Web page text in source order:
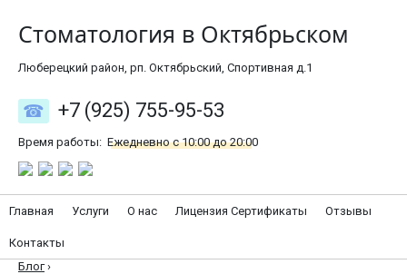
Стоматология в Октябрьском
Люберецкий район, рп. Октябрьский, Спортивная д.1
+7 (925) 755-95-53
Время работы: Ежедневно с 10:00 до 20:00
Главная Услуги О нас Лицензия Сертификаты Отзывы
Контакты
Блог ›